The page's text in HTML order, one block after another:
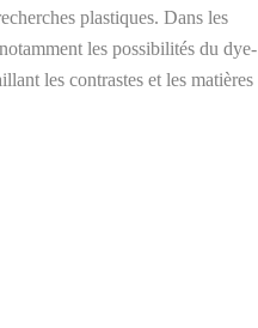
plastiques. Dans les
les possibilités du dye-
les contrastes et les matières